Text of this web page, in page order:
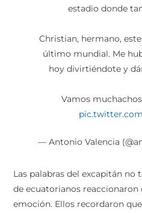
estadio donde
Christian, hermano,
último mundial. Me
hoy divirtiéndote y
Vamos
— Antonio Valencia
Las palabras del excapitán no
de ecuatorianos reaccionaron
emoción. Ellos recordaron